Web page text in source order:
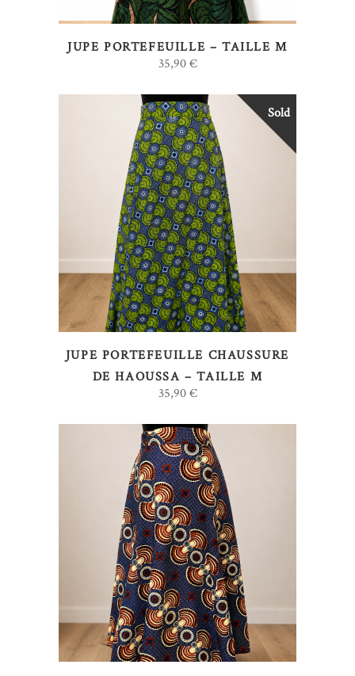
JUPE PORTEFEUILLE – TAILLE M
35,90€
Sold
LIRE LA SUITE
JUPE PORTEFEUILLE CHAUSSURE
DE HAOUSSA – TAILLE M
35,90€
AJOUTER AU PANIER